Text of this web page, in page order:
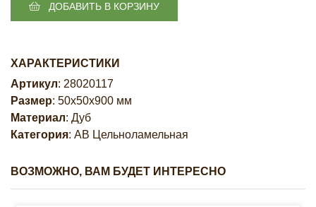
ДОБАВИТЬ В КОРЗИНУ
ХАРАКТЕРИСТИКИ
Артикул: 28020117
Размер: 50х50х900 мм
Материал: Дуб
Категория: AB Цельноламельная
ВОЗМОЖНО, ВАМ БУДЕТ ИНТЕРЕСНО